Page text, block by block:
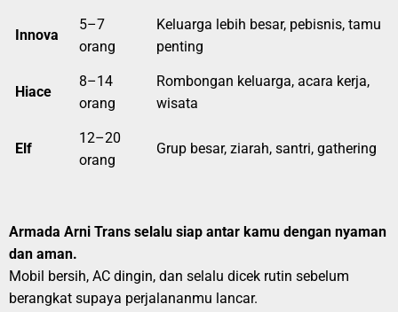
Innova
5–7
orang
Keluarga lebih besar, pebisnis, tamu
penting
Hiace
8–14
orang
Rombongan keluarga, acara kerja,
wisata
Elf
12–20
orang
Grup besar, ziarah, santri, gathering
Armada Arni Trans selalu siap antar kamu dengan nyaman
dan aman.
Mobil bersih, AC dingin, dan selalu dicek rutin sebelum
berangkat supaya perjalananmu lancar.